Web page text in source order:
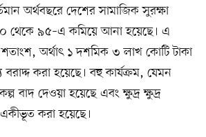
অর্থবছরে দেশের সামাজিক সুরক্ষা
থেকে ৯৫–এ কমিয়ে আনা হয়েছে। এ
অর্থাৎ ১ দশমিক ৩ লাখ কোটি টাকা
করা হয়েছে। বহু কার্যক্রম, যেমন
বাদ দেওয়া হয়েছে এবং ক্ষুদ্র ক্ষুদ্র
করা হয়েছে।